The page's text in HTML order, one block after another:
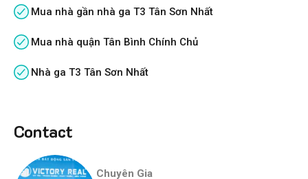
Mua nhà gần nhà ga T3 Tân Sơn Nhất
Mua nhà quận Tân Bình Chính Chủ
Nhà ga T3 Tân Sơn Nhất
Contact
Chuyên Gia